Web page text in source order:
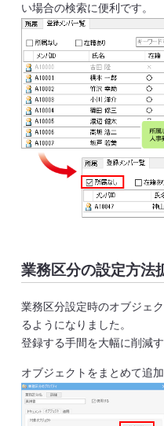
い場合の検索に便利です。
業務区分の設定方法
業務区分設定時のオブジェ
るようになりました。
登録する手間を大幅に削減
オブジェクトをまとめて追加